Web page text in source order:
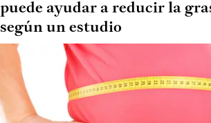
puede ayudar a reducir la
según un estudio